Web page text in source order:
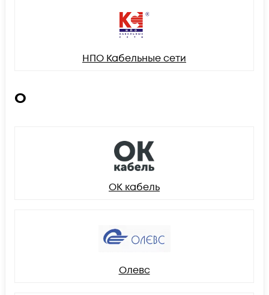
НПО Кабельные сети
О
ОК кабель
Олевс